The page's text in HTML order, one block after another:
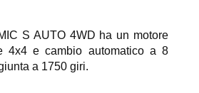
S AUTO 4WD ha un motore
4x4 e cambio automatico a 8
a 1750 giri.